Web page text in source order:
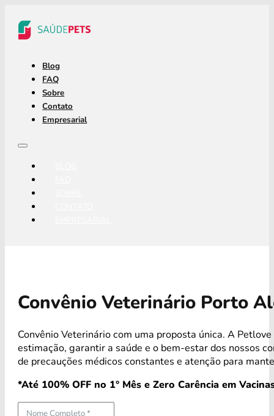
Blog
FAQ
Sobre
Contato
Empresarial
Convênio Veterinário Porto
Convênio Veterinário com uma proposta única. A
estimação, garantir a saúde e o bem-estar dos nossos
de precauções médicos constantes e atenção para
*Até 100% OFF no 1° Mês e Zero Carência em